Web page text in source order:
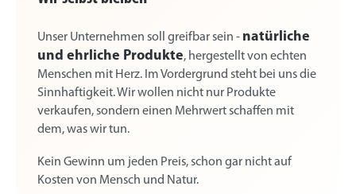
Unser Unternehmen soll greifbar sein - natürliche
und ehrliche Produkte, hergestellt von echten
Menschen mit Herz. Im Vordergrund steht bei uns die
Sinnhaftigkeit. Wir wollen nicht nur Produkte
verkaufen, sondern einen Mehrwert schaffen mit
dem, was wir tun.
Kein Gewinn um jeden Preis, schon gar nicht auf
Kosten von Mensch und Natur.